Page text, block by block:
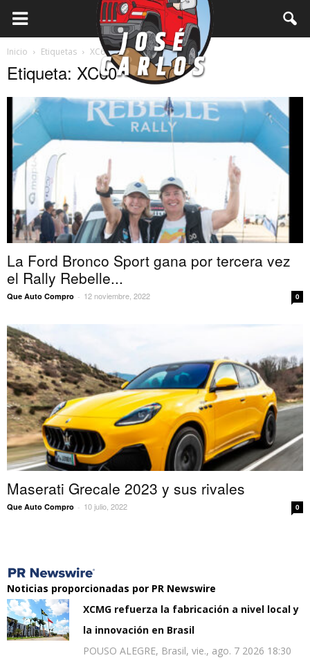
Inicio Etiquetas XC60
Etiqueta: XC60
La Ford Bronco Sport gana por tercera vez
el Rally Rebelle...
Que Auto Compro - 12 noviembre, 2022 0
Maserati Grecale 2023 y sus rivales
Que Auto Compro - 10 julio, 2022 0
Noticias proporcionadas por PR Newswire
XCMG refuerza la fabricación a nivel local y
la innovación en Brasil
POUSO ALEGRE, Brasil, vie., ago. 7 2026 18:30